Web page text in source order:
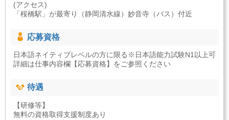
(アクセス)
「桜橋駅」が最寄り（静岡清水線）妙音寺（バス）付近
応募資格
日本語ネイティブレベルの方に限る※日本語能力試験N1以上可
詳細は仕事内容欄【応募資格】をご参照ください
待遇
【研修等】
無料の資格取得支援制度あり